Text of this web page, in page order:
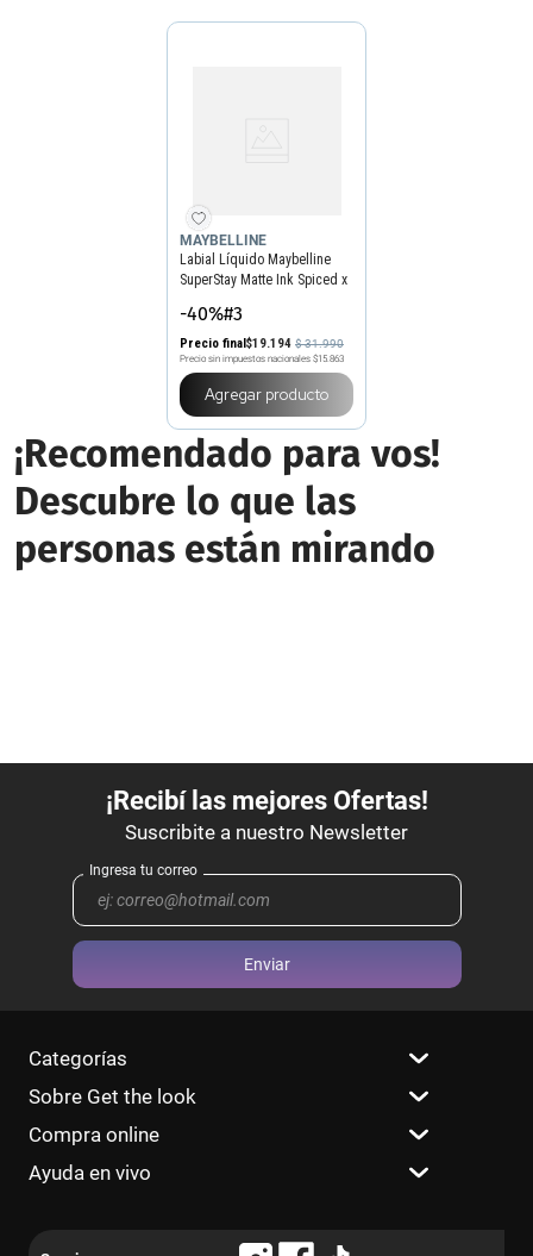
MAYBELLINE
Labial Líquido Maybelline
SuperStay Matte Ink Spiced x
-40%#3
Precio final$19.194 $31.990
Precio sin impuestos nacionales $15.863
Agregar producto
¡Recomendado para vos!
Descubre lo que las
personas están mirando
Enviar
Categorías
Sobre Get the look
Compra online
Ayuda en vivo